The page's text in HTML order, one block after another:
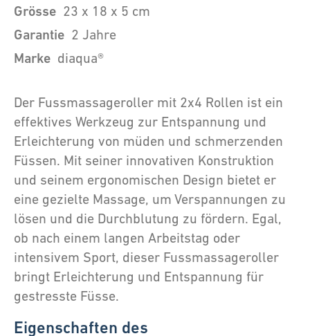
Grösse 23 x 18 x 5 cm
Garantie 2 Jahre
Marke diaqua®
Der Fussmassageroller mit 2x4 Rollen ist ein
effektives Werkzeug zur Entspannung und
Erleichterung von müden und schmerzenden
Füssen. Mit seiner innovativen Konstruktion
und seinem ergonomischen Design bietet er
eine gezielte Massage, um Verspannungen zu
lösen und die Durchblutung zu fördern. Egal,
ob nach einem langen Arbeitstag oder
intensivem Sport, dieser Fussmassageroller
bringt Erleichterung und Entspannung für
gestresste Füsse.
Eigenschaften des